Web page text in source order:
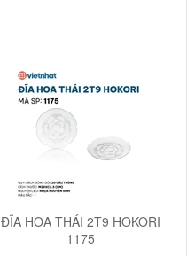
ĐĨA HOA THÁI 2T9 HOKORI
1175